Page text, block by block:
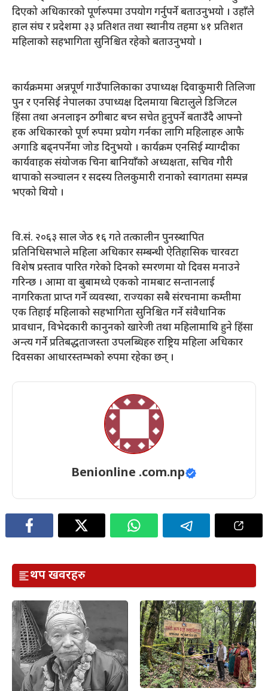
दिएको अधिकारको पूर्णरुपमा उपयोग गर्नुपर्ने बताउनुभयो । उहाँले
हाल संघ र प्रदेशमा ३३ प्रतिशत तथा स्थानीय तहमा ४१ प्रतिशत
महिलाको सहभागिता सुनिश्चित रहेको बताउनुभयो ।
कार्यक्रममा अन्नपूर्ण गाउँपालिकाका उपाध्यक्ष दिवाकुमारी तिलिजा
पुन र एनसिई नेपालका उपाध्यक्ष दिलमाया बिटालुले डिजिटल
हिंसा तथा अनलाइन ठगीबाट बच्न सचेत हुनुपर्ने बताउँदै आफ्नो
हक अधिकारको पूर्ण रुपमा प्रयोग गर्नका लागि महिलाहरु आफै
अगाडि बढ्नपर्नेमा जोड दिनुभयो । कार्यक्रम एनसिई म्याग्दीका
कार्यवाहक संयोजक चिना बानियाँको अध्यक्षता, सचिव गौरी
थापाको सञ्चालन र सदस्य तिलकुमारी रानाको स्वागतमा सम्पन्न
भएको थियो ।
वि.संं. २०६३ साल जेठ १६ गते तत्कालीन पुनस्र्थापित
प्रतिनिधिसभाले महिला अधिकार सम्बन्धी ऐतिहासिक चारवटा
विशेष प्रस्ताव पारित गरेको दिनको स्मरणमा यो दिवस मनाउने
गरिन्छ । आमा वा बुबामध्ये एकको नामबाट सन्तानलाई
नागरिकता प्राप्त गर्ने व्यवस्था, राज्यका सबै संरचनामा कम्तीमा
एक तिहाई महिलाको सहभागिता सुनिश्चित गर्ने संवैधानिक
प्रावधान, विभेदकारी कानुनको खारेजी तथा महिलामाथि हुने हिंसा
अन्त्य गर्ने प्रतिबद्धताजस्ता उपलब्धिहरु राष्ट्रिय महिला अधिकार
दिवसका आधारस्तम्भको रुपमा रहेका छन् ।
Benionline .com.np
थप खवरहरु